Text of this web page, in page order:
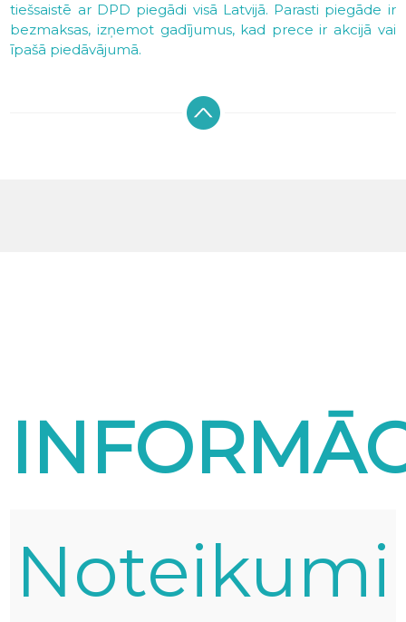
tiešsaistē ar DPD piegādi visā Latvijā. Parasti piegāde ir
bezmaksas, izņemot gadījumus, kad prece ir akcijā vai
īpašā piedāvājumā.
Noteikumi